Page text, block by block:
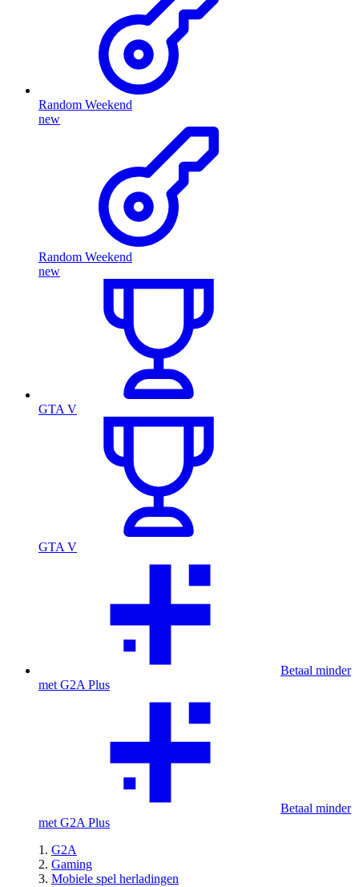
Random Weekend
new
Random Weekend
new
GTA V
GTA V
Betaal minder
met G2A Plus
Betaal minder
met G2A Plus
G2A
Gaming
Mobiele spel herladingen